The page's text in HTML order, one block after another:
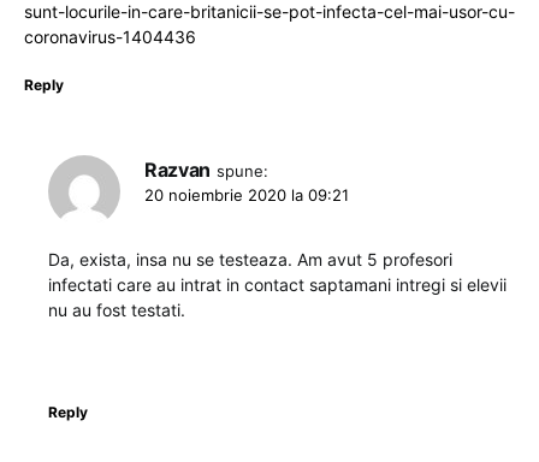
sunt-locurile-in-care-britanicii-se-pot-infecta-cel-mai-usor-cu-
coronavirus-1404436
Reply
Razvan spune:
20 noiembrie 2020 la 09:21
Da, exista, insa nu se testeaza. Am avut 5 profesori
infectati care au intrat in contact saptamani intregi si elevii
nu au fost testati.
Reply